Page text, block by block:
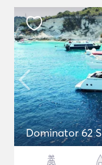
Dominator 62 S